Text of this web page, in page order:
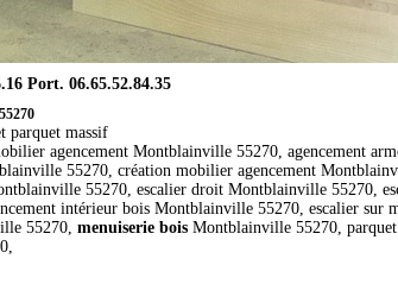
Port. 06.65.52.84.35
parquet massif
agencement Montblainville 55270, agencement
55270, création mobilier agencement
55270, escalier droit Montblainville 55270,
intérieur bois Montblainville 55270, escalier sur
55270, menuiserie boisMontblainville 55270, parquet